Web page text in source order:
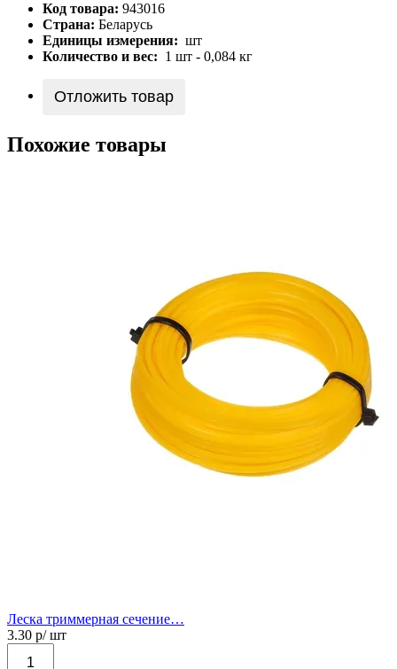
Код товара: 943016
Страна: Беларусь
Единицы измерения: шт
Количество и вес: 1 шт - 0,084 кг
Отложить товар
Похожие товары
Леска триммерная сечение…
3.30 р/ шт